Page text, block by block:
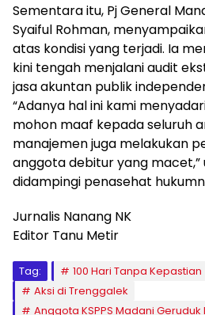
Sementara itu, Pj General
Syaiful Rohman,
atas kondisi yang terjadi. Ia
kini tengah menjalani audit
jasa akuntan publik
“Adanya hal ini kami
mohon maaf kepada seluruh
manajemen juga melakukan
anggota debitur yang macet,”
didampingi penasehat
Jurnalis Nanang NK
Editor Tanu Metir
Tag:
100 Hari Tanpa Kepastian
Aksi di Trenggalek
Anggota KSPPS Madani Geruduk